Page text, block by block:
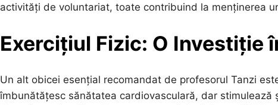
activități de voluntariat, toate contribuind la menținerea
Exercițiul Fizic: O Investiție
Un alt obicei esențial recomandat de profesorul Tanzi
îmbunătățesc sănătatea cardiovasculară, dar